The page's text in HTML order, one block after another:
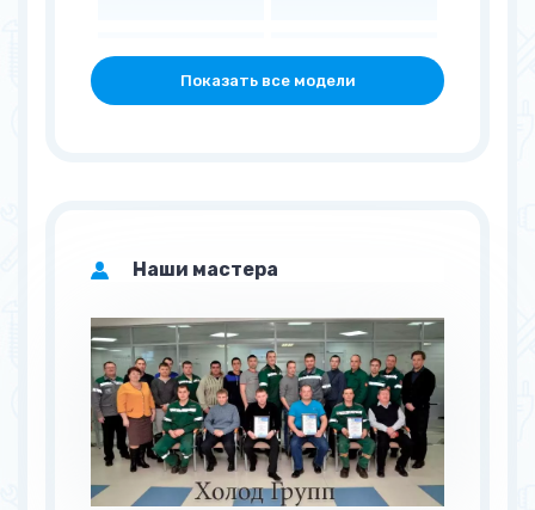
NRKI 5181 CW RC 4180 AW
RK 6200 FW RK 6201 FW
RK 6355 W/1 RK 6357 W
Показать все модели
Наши мастера